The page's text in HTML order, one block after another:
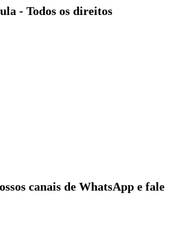
- Todos os direitos
canais de WhatsApp e fale